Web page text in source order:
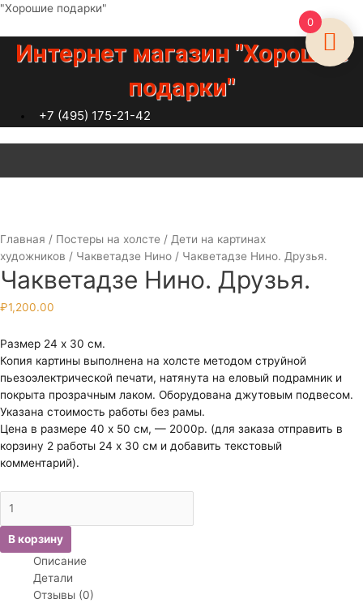
Перейти
"Хорошие подарки"
Интернет магазин "Хорошие
подарки"
+7 (495) 175-21-42
Главная / Постеры на холсте / Дети на картинах
художников / Чакветадзе Нино / Чакветадзе Нино. Друзья.
Чакветадзе Нино. Друзья.
₽1,200.00
Размер 24 х 30 см.
Копия картины выполнена на холсте методом струйной
пьезоэлектрической печати, натянута на еловый подрамник и
покрыта прозрачным лаком. Оборудована джутовым подвесом.
Указана стоимость работы без рамы.
Цена в размере 40 х 50 см, — 2000р. (для заказа отправить в
корзину 2 работы 24 х 30 см и добавить текстовый
комментарий).
товара
Чакветадзе
Нино.
Друзья.
В корзину
Описание
Детали
Отзывы (0)
0